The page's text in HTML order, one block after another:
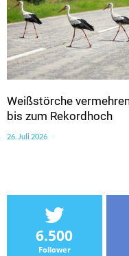
Weißstörche
bis zum Rekordhoch
26. Juli 2026
6.500
Follower